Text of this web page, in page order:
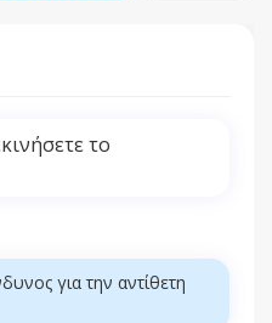
το
για την αντίθετη